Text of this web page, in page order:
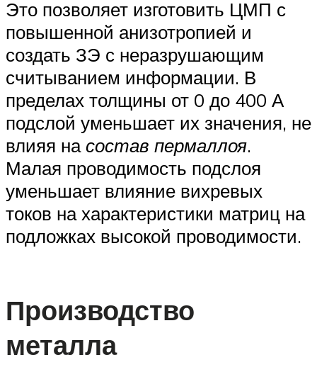
Это позволяет изготовить ЦМП с
повышенной анизотропией и
создать ЗЭ с неразрушающим
считыванием информации. В
пределах толщины от 0 до 400 А
подслой уменьшает их значения, не
влияя насостав пермаллоя.
Малая проводимость подслоя
уменьшает влияние вихревых
токов на характеристики матриц на
подложках высокой проводимости.
Производство
металла